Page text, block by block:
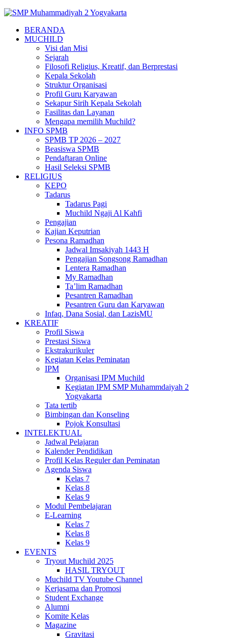
BERANDA
MUCHILD
Visi dan Misi
Sejarah
Filosofi Religius, Kreatif, dan Berprestasi
Kepala Sekolah
Struktur Organisasi
Profil Guru Karyawan
Sekapur Sirih Kepala Sekolah
Fasilitas dan Layanan
Mengapa memilih Muchild?
INFO SPMB
SPMB TP 2026 – 2027
Beasiswa SPMB
Pendaftaran Online
Hasil Seleksi SPMB
RELIGIUS
KEPO
Tadarus
Tadarus Pagi
Muchild Ngaji Al Kahfi
Pengajian
Kajian Keputrian
Pesona Ramadhan
Jadwal Imsakiyah 1443 H
Pengajian Songsong Ramadhan
Lentera Ramadhan
My Ramadhan
Ta’lim Ramadhan
Pesantren Ramadhan
Pesantren Guru dan Karyawan
Infaq, Dana Sosial, dan LazisMU
KREATIF
Profil Siswa
Prestasi Siswa
Ekstrakurikuler
Kegiatan Kelas Peminatan
IPM
Organisasi IPM Muchild
Kegiatan IPM SMP Muhammdaiyah 2
Yogyakarta
Tata tertib
Bimbingan dan Konseling
Pojok Konsultasi
INTELEKTUAL
Jadwal Pelajaran
Kalender Pendidikan
Profil Kelas Reguler dan Peminatan
Agenda Siswa
Kelas 7
Kelas 8
Kelas 9
Modul Pembelajaran
E-Learning
Kelas 7
Kelas 8
Kelas 9
EVENTS
Tryout Muchild 2025
HASIL TRYOUT
Muchild TV Youtube Channel
Kerjasama dan Promosi
Student Exchange
Alumni
Komite Kelas
Magazine
Gravitasi